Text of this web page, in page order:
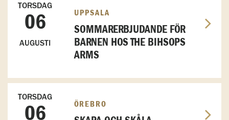
TORSDAG
06
AUGUSTI
UPPSALA
SOMMARERBJUDANDE FÖR
BARNEN HOS THE BIHSOPS
ARMS
TORSDAG
06 ÖREBRO